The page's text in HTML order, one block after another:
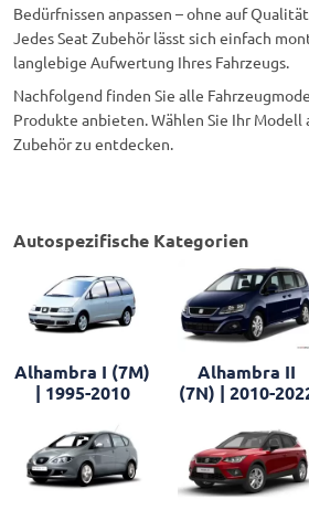
Bedürfnissen anpassen – ohne auf
Jedes Seat Zubehör lässt sich einfach
langlebige Aufwertung Ihres Fahrzeugs.
Nachfolgend finden Sie alle
Produkte anbieten. Wählen Sie Ihr Modell
Zubehör zu entdecken.
Autospezifische Kategorien
Alhambra I (7M)
| 1995-2010
Alhambra II
(7N) | 2010-